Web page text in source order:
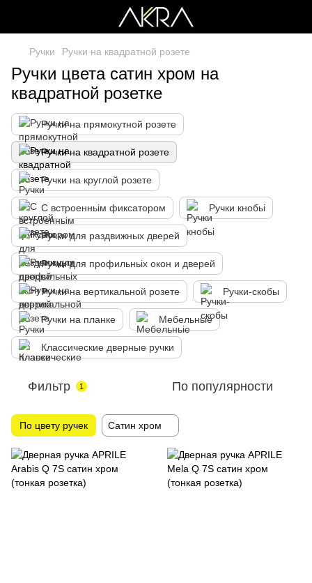
Ручки Ручки на квадратной розете
Ручки цвета сатин хром на
квадратной розетке
Ручки на прямокутной розете
Ручки на квадратной розете
Ручки на круглой розете
С встроенньім фиксатором Ручки кнобьі
Ручки для раздвижных дверей
Ручки для профильньіх окон и дверей
Ручки на вертикальной розете Ручки-скобы
Ручки на планке Мебельньіе
Классические дверные ручки
Фильтр 1 По популярности
По цвету ручек Сатин хром